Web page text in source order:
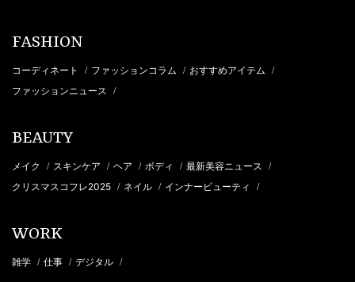
FASHION
コーディネート / ファッションコラム / おすすめアイテム /
ファッションニュース /
BEAUTY
メイク / スキンケア / ヘア / ボディ / 最新美容ニュース /
クリスマスコフレ2025 / ネイル / インナービューティ /
WORK
雑学 / 仕事 / デジタル /